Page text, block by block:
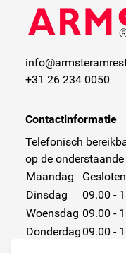
+31 26 234 0050
Contactinformatie
Telefonisch
op de
Maandag
Gesloten
Dinsdag
09.00 -
Woensdag 09.00 -
Donderdag 09.00 -